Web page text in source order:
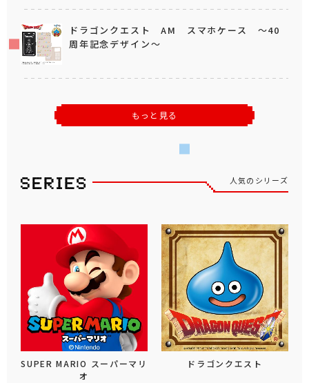
ドラゴンクエスト AM スマホケース ～40
周年記念デザイン～
もっと見る
人気のシリーズ
SUPER MARIO スーパーマリ
オ
ドラゴンクエスト